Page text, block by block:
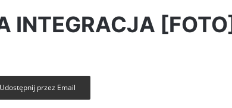
INTEGRACJA [FOTO]
Udostępnij przez Email